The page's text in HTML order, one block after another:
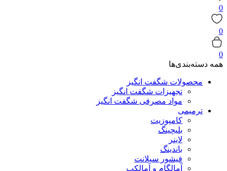
0
0
0
همه دسته‌بندی‌ها
محصولات شگفت انگیز
تجهیزات شگفت انگیز
مواد مصرفی شگفت انگیز
ترمیمی
کامپوزیت
بلیچینگ
لاینر
باندینگ
فیشور سیلانت
آمالگام و آمالکپ